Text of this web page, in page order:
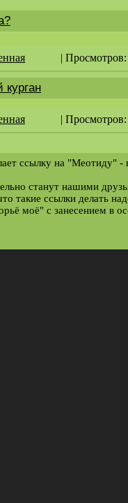
|
курган
|
ссылку на "Меотиду" -
станут нашими
такие ссылки делать
моё" с занесением в